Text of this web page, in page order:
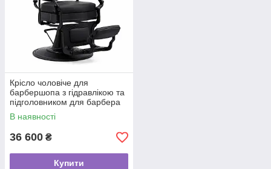
Крісло чоловіче для
барбершопа з гідравлікою та
підголовником для барбера
Vintage Black
В наявності
36 600 ₴
Купити